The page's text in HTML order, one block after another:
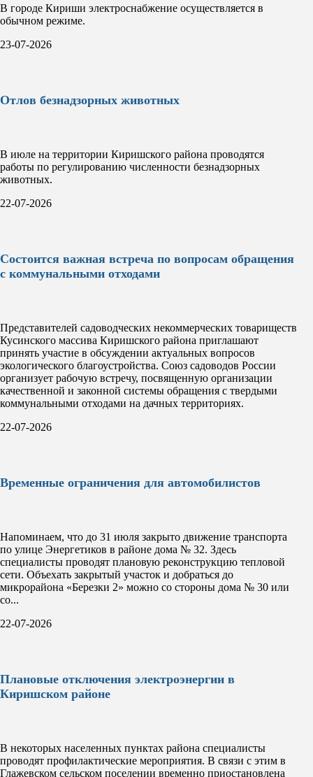
В городе Кириши электроснабжение осуществляется в
обычном режиме.
23-07-2026
Отлов безнадзорных животных
В июле на территории Киришского района проводятся
работы по регулированию численности безнадзорных
животных.
22-07-2026
Состоится важная встреча по вопросам обращения
с коммунальными отходами
Представителей садоводческих некоммерческих товариществ
Кусинского массива Киришского района приглашают
принять участие в обсуждении актуальных вопросов
экологического благоустройства. Союз садоводов России
организует рабочую встречу, посвященную организации
качественной и законной системы обращения с твердыми
коммунальными отходами на дачных территориях.
22-07-2026
Временные ограничения для автомобилистов
Напоминаем, что до 31 июля закрыто движение транспорта
по улице Энергетиков в районе дома № 32. Здесь
специалисты проводят плановую реконструкцию тепловой
сети. Объехать закрытый участок и добраться до
микрорайона «Березки 2» можно со стороны дома № 30 или
со...
22-07-2026
Плановые отключения электроэнергии в
Киришском районе
В некоторых населенных пунктах района специалисты
проводят профилактические мероприятия. В связи с этим в
Глажевском сельском поселении временно приостановлена